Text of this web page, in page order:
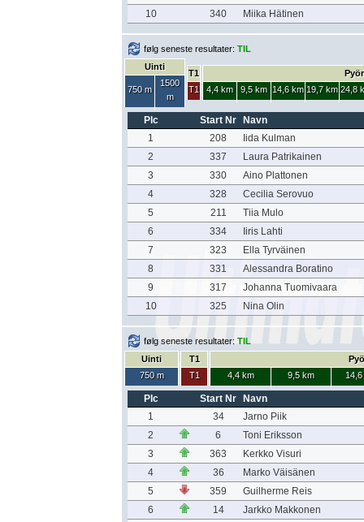
10
340 Miika Hätinen
følg seneste resultater: TIL
Uinti
750 m
1500
m
T1
T1
4,4 km
9,5 km 14,6 km 19,7 km 24,8
Plc Start Nr
Navn
1
208
Iida Kulman
2
337
Laura Patrikainen
3
330
Aino Plattonen
4
328
Cecilia Serovuo
5
211
Tiia Mulo
6
334
Iiris Lahti
7
323
Ella Tyrväinen
8
331
Alessandra Boratino
9
317
Johanna Tuomivaara
10
325 Nina Olin
følg seneste resultater: TIL
Uinti
750 m
T1
T1
4,4 km
9,5 km
Plc Start Nr
Navn
1
34
Jarno Piik
2
6
Toni Eriksson
3
363
Kerkko Visuri
4
36
Marko Väisänen
5
359
Guilherme Reis
6
14
Jarkko Makkonen